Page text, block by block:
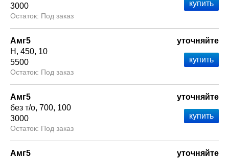
3000
Под заказ
Амг5
Н
450 10
5500
Под заказ
уточняйте
Амг5
без т/о 700 100
3000
Под заказ
уточняйте
Амг5
уточняйте